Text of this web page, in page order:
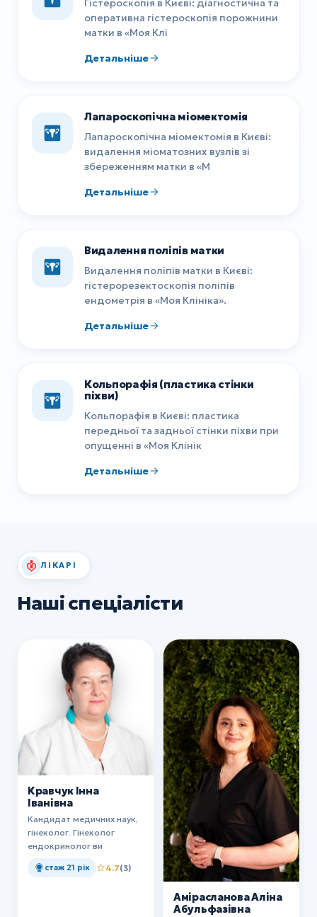
Гістероскопія в Києві: діагностична та
оперативна гістероскопія порожнини
матки в «Моя Клі
Детальніше
Лапароскопічна міомектомія
Лапароскопічна міомектомія в Києві:
видалення міоматозних вузлів зі
збереженням матки в «М
Детальніше
Видалення поліпів матки
Видалення поліпів матки в Києві:
гістерорезектоскопія поліпів
ендометрія в «Моя Клініка».
Детальніше
Кольпорафія (пластика стінки
піхви)
Кольпорафія в Києві: пластика
передньої та задньої стінки піхви при
опущенні в «Моя Клінік
Детальніше
ЛІКАРІ
Наші спеціалісти
Кравчук Інна
Іванівна
Кандидат медичних наук,
гінеколог. Гінеколог
ендокринолог ви
стаж 21 рік 4.7(3)
Амірасланова Аліна
Абульфазівна